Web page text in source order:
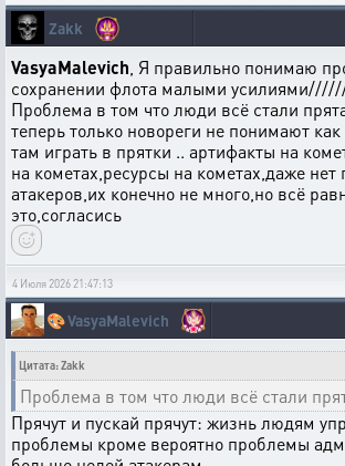
Zakk
VasyaMalevich , Я правильно понимаю
сохранении флота малыми
Проблема в том что люди всё стали
теперь только новореги не понимают
там играть в прятки .. артифакты на
на кометах,ресурсы на кометах,даже нет
атакеров,их конечно не много,но всё
это,согласись
4 Июля 2026 21:47:13
🎨VasyaMalevich
Цитата: Zakk
Проблема в том что люди всё стали
Прячут и пускай прячут: жизнь людям
проблемы кроме вероятно проблемы